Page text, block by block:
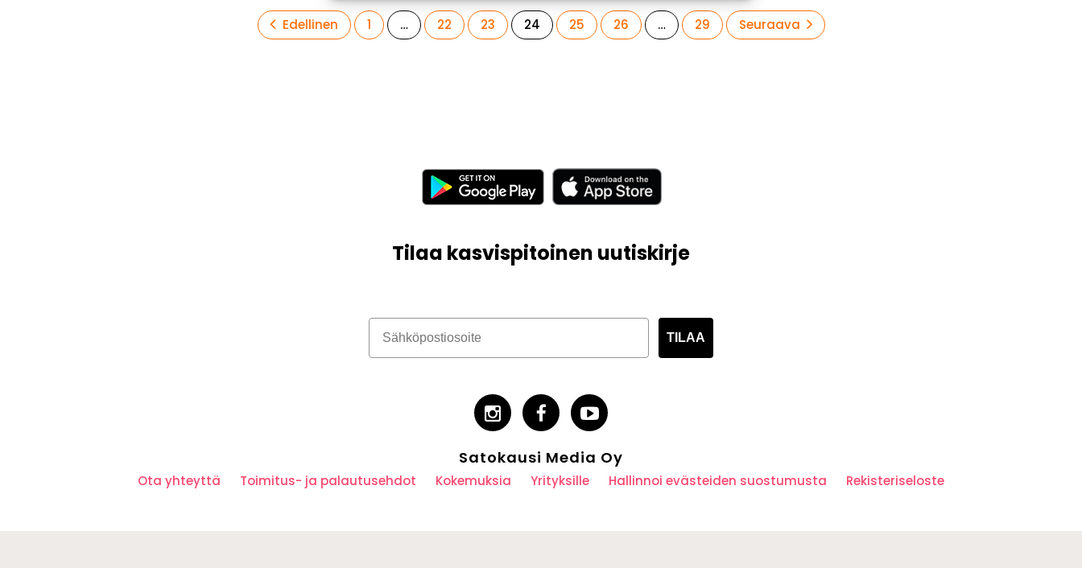
Edellinen Sivu
1 … Sivu
22 Sivu
23 Sivu
24 Sivu
25 Sivu
26 … Sivu
29 Seuraava
Tilaa kasvispitoinen uutiskirje
TILAA
Satokausi Media Oy
Ota yhteyttä Toimitus- ja palautusehdot Kokemuksia Yrityksille Hallinnoi evästeiden suostumusta Rekisteriseloste